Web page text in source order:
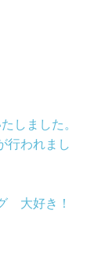
しました。
行われまし
大好き！